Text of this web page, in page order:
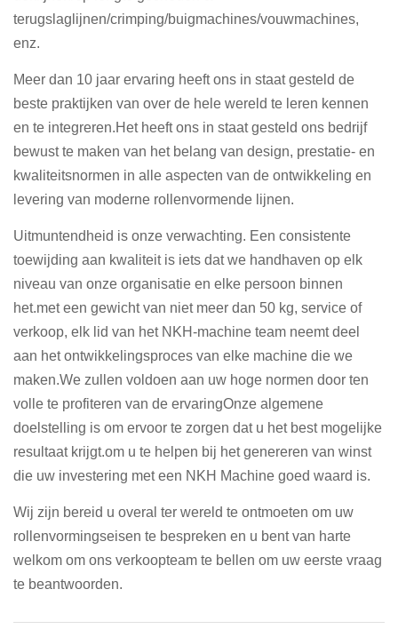
terugslaglijnen/crimping/buigmachines/vouwmachines,
enz.
Meer dan 10 jaar ervaring heeft ons in staat gesteld de
beste praktijken van over de hele wereld te leren kennen
en te integreren.Het heeft ons in staat gesteld ons bedrijf
bewust te maken van het belang van design, prestatie- en
kwaliteitsnormen in alle aspecten van de ontwikkeling en
levering van moderne rollenvormende lijnen.
Uitmuntendheid is onze verwachting. Een consistente
toewijding aan kwaliteit is iets dat we handhaven op elk
niveau van onze organisatie en elke persoon binnen
het.met een gewicht van niet meer dan 50 kg, service of
verkoop, elk lid van het NKH-machine team neemt deel
aan het ontwikkelingsproces van elke machine die we
maken.We zullen voldoen aan uw hoge normen door ten
volle te profiteren van de ervaringOnze algemene
doelstelling is om ervoor te zorgen dat u het best mogelijke
resultaat krijgt.om u te helpen bij het genereren van winst
die uw investering met een NKH Machine goed waard is.
Wij zijn bereid u overal ter wereld te ontmoeten om uw
rollenvormingseisen te bespreken en u bent van harte
welkom om ons verkoopteam te bellen om uw eerste vraag
te beantwoorden.